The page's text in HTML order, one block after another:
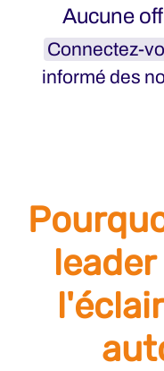
Aucune
Connectez-
informé des